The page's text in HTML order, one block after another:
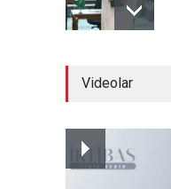
Videolar